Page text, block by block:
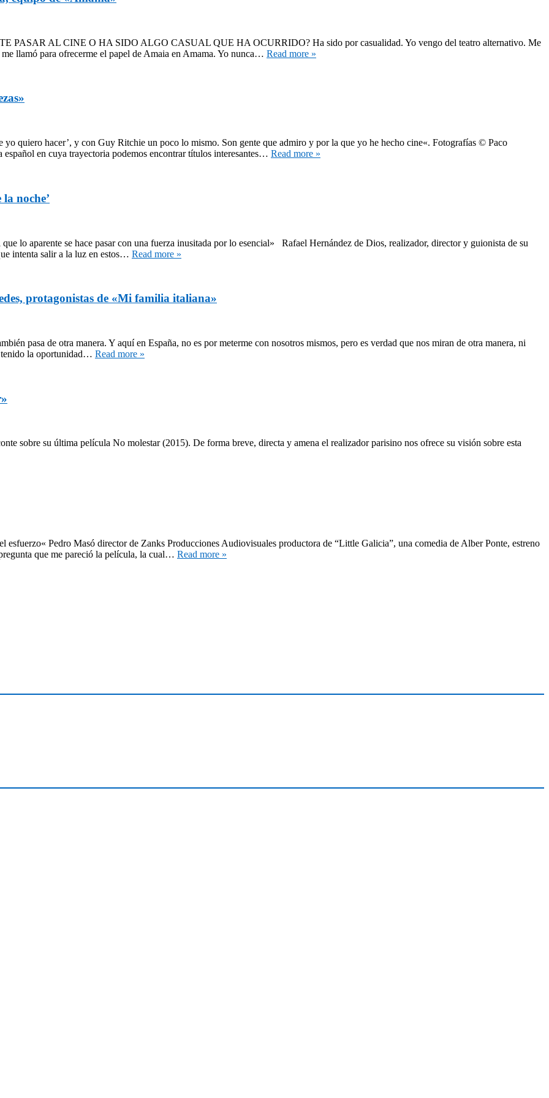
PASAR AL CINE O HA SIDO ALGO CASUAL QUE HA OCURRIDO? Ha sido por casualidad. Yo vengo del teatro alternativo. Me
llamó para ofrecerme el papel de Amaia en Amama. Yo nunca… Read more »
quiero hacer’, y con Guy Ritchie un poco lo mismo. Son gente que admiro y por la que yo he hecho cine«. Fotografías © Paco
en cuya trayectoria podemos encontrar títulos interesantes… Read more »
noche’
lo aparente se hace pasar con una fuerza inusitada por lo esencial» Rafael Hernández de Dios, realizador, director y guionista de su
intenta salir a la luz en estos… Read more »
protagonistas de «Mi familia italiana»
pasa de otra manera. Y aquí en España, no es por meterme con nosotros mismos, pero es verdad que nos miran de otra manera, ni
la oportunidad… Read more »
sobre su última película No molestar (2015). De forma breve, directa y amena el realizador parisino nos ofrece su visión sobre esta
esfuerzo« Pedro Masó director de Zanks Producciones Audiovisuales productora de “Little Galicia”, una comedia de Alber Ponte, estreno
que me pareció la película, la cual… Read more »